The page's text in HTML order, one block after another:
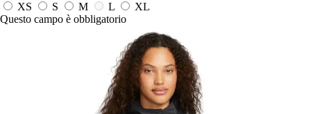
XS
S M L
XL
Questo campo è obbligatorio